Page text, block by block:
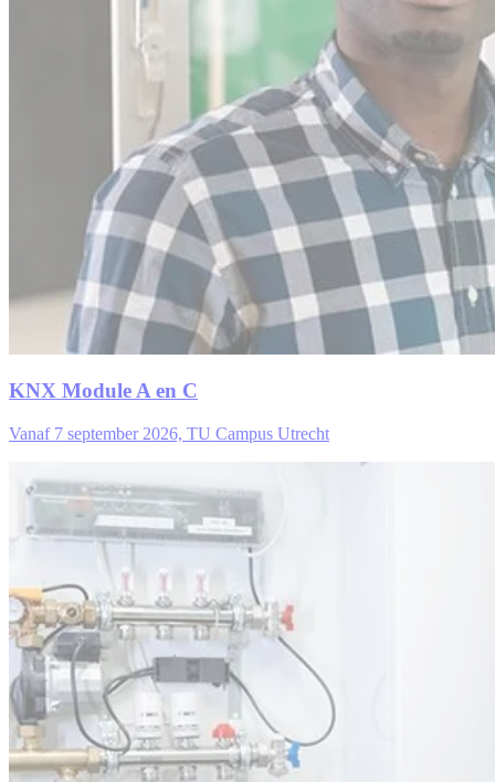
KNX Module A en C
Vanaf 7 september 2026, TU Campus Utrecht